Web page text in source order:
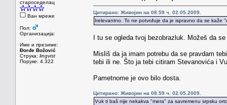
староседелац
Ван мреже
Пол:
Организација:
Име и презиме:
Đorđe Božović
Струка: lingvist
Поруке: 4.322
Цитирано: Живојин на 08.59 ч. 02.05.2009.
Irelevantno. To ne potvrđuje da je ispravno da se kaže
I tu se ogleda tvoj bezobrazluk. Možeš da
Misliš da ja imam potrebu da se pravdam
tebi ili ne. Što ja tebi citiram Stevanovića i
Pametnome je ovo bilo dosta.
Цитирано: Живојин на 08.59 ч. 02.05.2009.
Vuk ti baš nije nekakva "mera" za savremenu srpsku